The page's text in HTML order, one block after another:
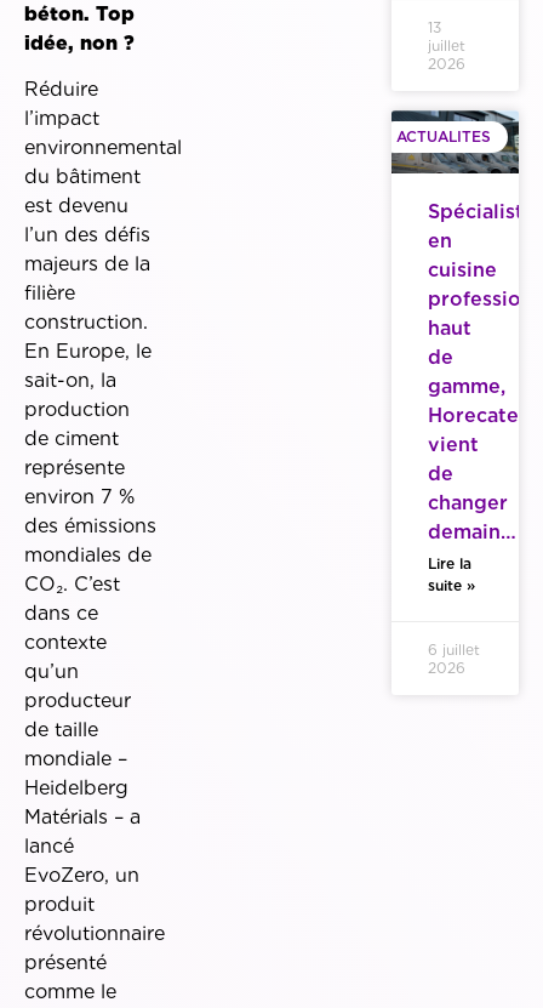
béton. Top
idée, non ?
Réduire
l’impact
environnemental
du bâtiment
est devenu
l’un des défis
majeurs de la
filière
construction.
En Europe, le
sait-on, la
production
de ciment
représente
environ 7 %
des émissions
mondiales de
CO₂. C’est
dans ce
contexte
qu’un
producteur
de taille
mondiale –
Heidelberg
Matérials – a
lancé
EvoZero, un
produit
révolutionnaire
présenté
comme le
13
juillet
2026
ACTUALITES
Spécialiste
en
cuisine
haut
de
gamme,
Horecatech
vient
de
changer
demain…
Lire la
suite »
6 juillet
2026